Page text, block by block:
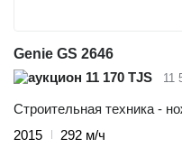
Genie GS 2646
11 170 TJS
11
Строительная техника -
2015
292 м/ч